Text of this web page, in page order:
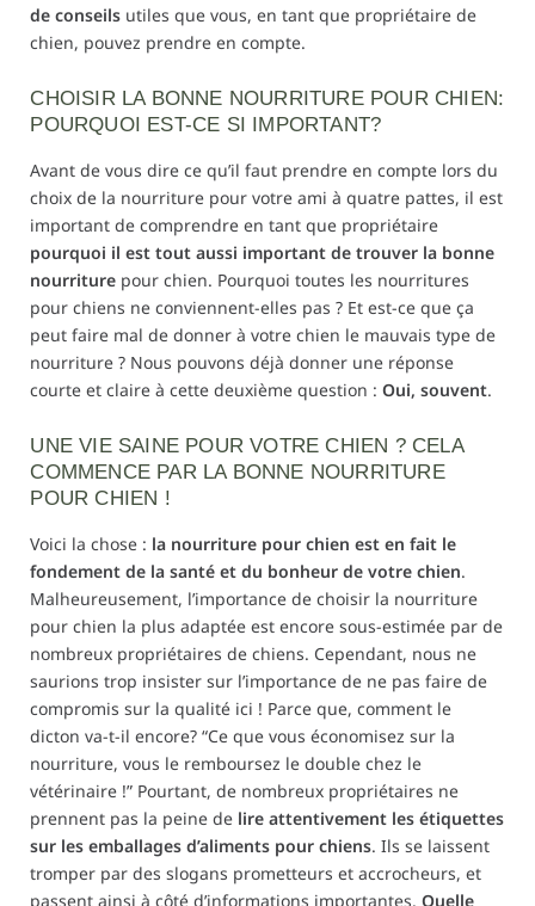
de conseils utiles que vous, en tant que propriétaire de
chien, pouvez prendre en compte.
CHOISIR LA BONNE NOURRITURE POUR CHIEN:
POURQUOI EST-CE SI IMPORTANT?
Avant de vous dire ce qu’il faut prendre en compte lors du
choix de la nourriture pour votre ami à quatre pattes, il est
important de comprendre en tant que propriétaire
pourquoi il est tout aussi important de trouver la bonne
nourriture pour chien. Pourquoi toutes les nourritures
pour chiens ne conviennent-elles pas ? Et est-ce que ça
peut faire mal de donner à votre chien le mauvais type de
nourriture ? Nous pouvons déjà donner une réponse
courte et claire à cette deuxième question :Oui, souvent.
UNE VIE SAINE POUR VOTRE CHIEN ? CELA
COMMENCE PAR LA BONNE NOURRITURE
POUR CHIEN !
Voici la chose : la nourriture pour chien est en fait le
fondement de la santé et du bonheur de votre chien.
Malheureusement, l’importance de choisir la nourriture
pour chien la plus adaptée est encore sous-estimée par de
nombreux propriétaires de chiens. Cependant, nous ne
saurions trop insister sur l’importance de ne pas faire de
compromis sur la qualité ici ! Parce que, comment le
dicton va-t-il encore? “Ce que vous économisez sur la
nourriture, vous le remboursez le double chez le
vétérinaire !” Pourtant, de nombreux propriétaires ne
prennent pas la peine de lire attentivement les étiquettes
sur les emballages d’aliments pour chiens. Ils se laissent
tromper par des slogans prometteurs et accrocheurs, et
passent ainsi à côté d’informations importantes.Quelle